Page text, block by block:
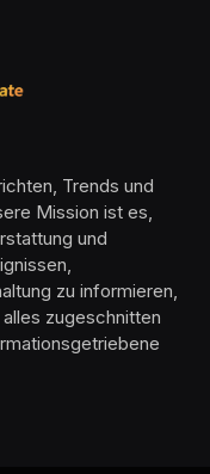
Trends und
Mission ist es,
und
zu informieren,
zugeschnitten